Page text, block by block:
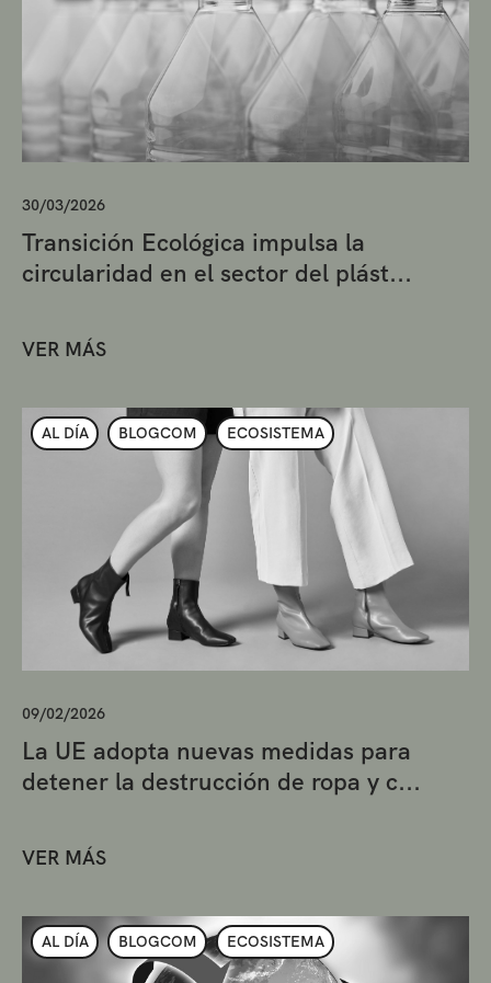
30/03/2026
Transición Ecológica impulsa la
circularidad en el sector del plást...
VER MÁS
AL DÍA BLOGCOM ECOSISTEMA
09/02/2026
La UE adopta nuevas medidas para
detener la destrucción de ropa y c...
VER MÁS
AL DÍA BLOGCOM ECOSISTEMA